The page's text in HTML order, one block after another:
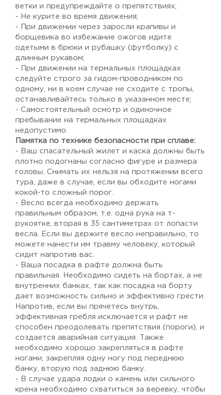
ветки и предупреждайте о препятствиях;
- Не курите во время движения;
- При движении через заросли крапивы и
борщевика во избежание ожогов идите
одетыми в брюки и рубашку (футболку) с
длинным рукавом;
- При движении на термальных площадках
следуйте строго за гидом-проводником по
одному, ни в коем случае не сходите с тропы,
останавливайтесь только в указанном месте;
- Самостоятельный осмотр и одиночное
пребывание на термальных площадках
недопустимо.
Памятка по технике безопасности при сплаве:
- Ваш спасательный жилет и каска должны быть
плотно подогнаны согласно фигуре и размера
головы. Снимать их нельзя на протяжении всего
тура, даже в случае, если вы обходите ногами
кокой-то сложный порог.
- Весло всегда необходимо держать
правильным образом, т.е. одна рука на т-
рукоятке, вторая в 35 сантиметрах от лопасти
весла. Если вы держите весло неправильно, то
можете нанести им травму человеку, который
сидит напротив вас.
- Ваша посадка в рафте должна быть
правильная. Необходимо сидеть на бортах, а не
внутренних банках, так как посадка на борту
дает возможность сильно и эффективно грести.
Напротив, если вы прячетесь внутрь,
эффективная гребля исключается и рафт не
способен преодолевать препятствия (пороги), и
создается аварийная ситуация. Также
необходимо хорошо закрепляться в рафте
ногами, закрепляя одну ногу под переднюю
банку, вторую под заднюю банку.
- В случае удара лодки о камень или сильного
крена необходимо схватиться за веревку, чтобы